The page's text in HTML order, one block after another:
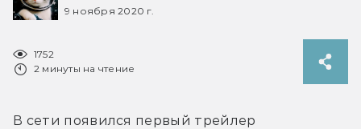
9 ноября 2020 г.
1752
2 минуты на чтение
В сети появился первый трейлер